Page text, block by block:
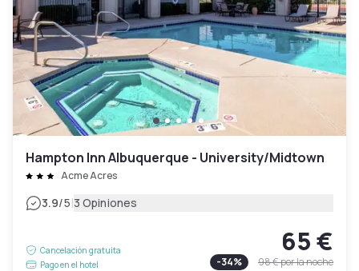
Hampton Inn Albuquerque - University/Midtown
Acme Acres
3.9/5|3 Opiniones
Cancelación gratuita
Pago en el hotel
65 €
-34% 98 €por la noche